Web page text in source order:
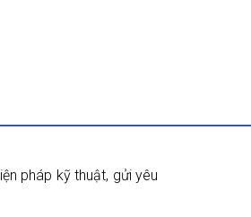
pháp kỹ thuật, gửi yêu